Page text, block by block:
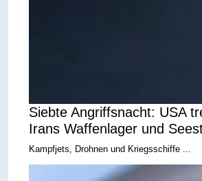
Siebte Angriffsnacht: USA
Irans Waffenlager und
Kampfjets, Drohnen und Kriegsschiffe ...